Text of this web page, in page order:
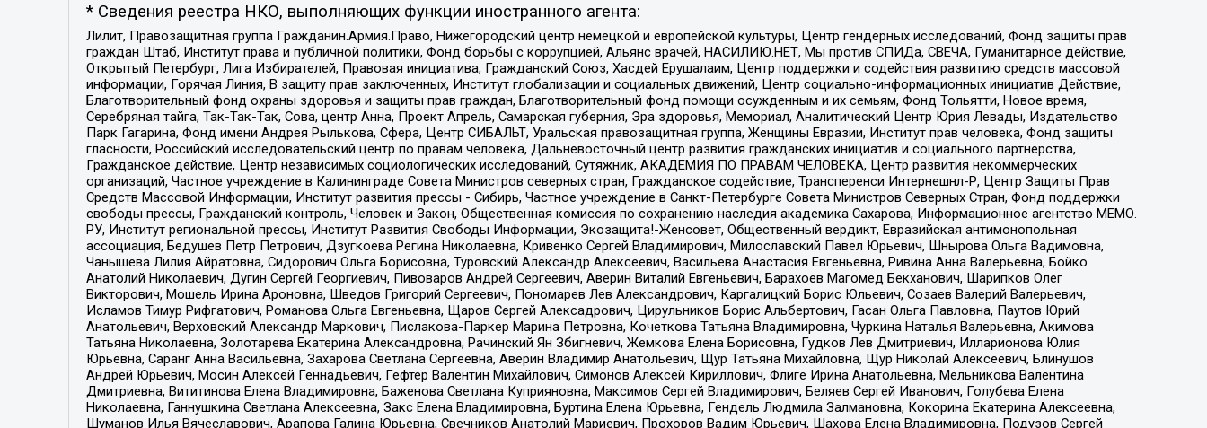
* Сведения реестра НКО, выполняющих функции иностранного агента:
Лилит, Правозащитная группа Гражданин.Армия.Право, Нижегородский центр немецкой и европейской культуры, Центр гендерных исследований, Фонд защиты прав
граждан Штаб, Институт права и публичной политики, Фонд борьбы с коррупцией, Альянс врачей, НАСИЛИЮ.НЕТ, Мы против СПИДа, СВЕЧА, Гуманитарное действие,
Открытый Петербург, Лига Избирателей, Правовая инициатива, Гражданский Союз, Хасдей Ерушалаим, Центр поддержки и содействия развитию средств массовой
информации, Горячая Линия, В защиту прав заключенных, Институт глобализации и социальных движений, Центр социально-информационных инициатив Действие,
Благотворительный фонд охраны здоровья и защиты прав граждан, Благотворительный фонд помощи осужденным и их семьям, Фонд Тольятти, Новое время,
Серебряная тайга, Так-Так-Так, Сова, центр Анна, Проект Апрель, Самарская губерния, Эра здоровья, Мемориал, Аналитический Центр Юрия Левады, Издательство
Парк Гагарина, Фонд имени Андрея Рылькова, Сфера, Центр СИБАЛЬТ, Уральская правозащитная группа, Женщины Евразии, Институт прав человека, Фонд защиты
гласности, Российский исследовательский центр по правам человека, Дальневосточный центр развития гражданских инициатив и социального партнерства,
Гражданское действие, Центр независимых социологических исследований, Сутяжник, АКАДЕМИЯ ПО ПРАВАМ ЧЕЛОВЕКА, Центр развития некоммерческих
организаций, Частное учреждение в Калининграде Совета Министров северных стран, Гражданское содействие, Трансперенси Интернешнл-Р, Центр Защиты Прав
Средств Массовой Информации, Институт развития прессы - Сибирь, Частное учреждение в Санкт-Петербурге Совета Министров Северных Стран, Фонд поддержки
свободы прессы, Гражданский контроль, Человек и Закон, Общественная комиссия по сохранению наследия академика Сахарова, Информационное агентство МЕМО.
РУ, Институт региональной прессы, Институт Развития Свободы Информации, Экозащита!-Женсовет, Общественный вердикт, Евразийская антимонопольная
ассоциация, Бедушев Петр Петрович, Дзугкоева Регина Николаевна, Кривенко Сергей Владимирович, Милославский Павел Юрьевич, Шнырова Ольга Вадимовна,
Чанышева Лилия Айратовна, Сидорович Ольга Борисовна, Туровский Александр Алексеевич, Васильева Анастасия Евгеньевна, Ривина Анна Валерьевна, Бойко
Анатолий Николаевич, Дугин Сергей Георгиевич, Пивоваров Андрей Сергеевич, Аверин Виталий Евгеньевич, Барахоев Магомед Бекханович, Шарипков Олег
Викторович, Мошель Ирина Ароновна, Шведов Григорий Сергеевич, Пономарев Лев Александрович, Каргалицкий Борис Юльевич, Созаев Валерий Валерьевич,
Исламов Тимур Рифгатович, Романова Ольга Евгеньевна, Щаров Сергей Алексадрович, Цирульников Борис Альбертович, Гасан Ольга Павловна, Паутов Юрий
Анатольевич, Верховский Александр Маркович, Пислакова-Паркер Марина Петровна, Кочеткова Татьяна Владимировна, Чуркина Наталья Валерьевна, Акимова
Татьяна Николаевна, Золотарева Екатерина Александровна, Рачинский Ян Збигневич, Жемкова Елена Борисовна, Гудков Лев Дмитриевич, Илларионова Юлия
Юрьевна, Саранг Анна Васильевна, Захарова Светлана Сергеевна, Аверин Владимир Анатольевич, Щур Татьяна Михайловна, Щур Николай Алексеевич, Блинушов
Андрей Юрьевич, Мосин Алексей Геннадьевич, Гефтер Валентин Михайлович, Симонов Алексей Кириллович, Флиге Ирина Анатольевна, Мельникова Валентина
Дмитриевна, Вититинова Елена Владимировна, Баженова Светлана Куприяновна, Максимов Сергей Владимирович, Беляев Сергей Иванович, Голубева Елена
Николаевна, Ганнушкина Светлана Алексеевна, Закс Елена Владимировна, Буртина Елена Юрьевна, Гендель Людмила Залмановна, Кокорина Екатерина Алексеевна,
Шуманов Илья Вячеславович, Арапова Галина Юрьевна, Свечников Анатолий Мариевич, Прохоров Вадим Юрьевич, Шахова Елена Владимировна, Подузов Сергей